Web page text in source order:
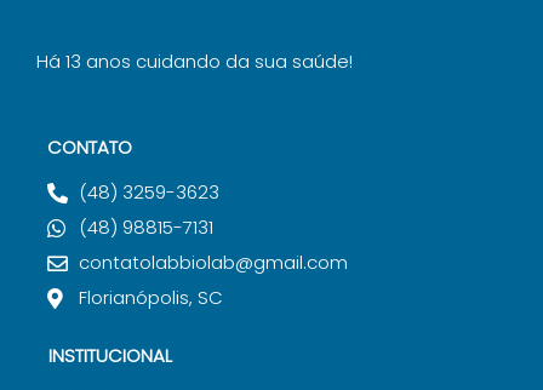
Há 13 anos cuidando da sua saúde!
CONTATO
(48) 3259-3623
(48) 98815-7131
contatolabbiolab@gmail.com
Florianópolis, SC
INSTITUCIONAL